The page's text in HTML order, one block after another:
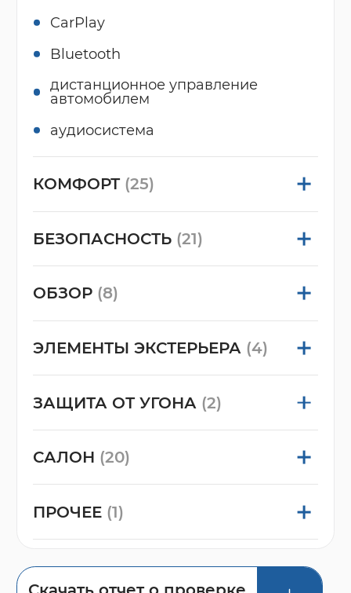
CarPlay
Bluetooth
дистанционное управление
автомобилем
аудиосистема
КОМФОРТ (25)
БЕЗОПАСНОСТЬ (21)
ОБЗОР (8)
ЭЛЕМЕНТЫ ЭКСТЕРЬЕРА (4)
ЗАЩИТА ОТ УГОНА (2)
САЛОН (20)
ПРОЧЕЕ (1)